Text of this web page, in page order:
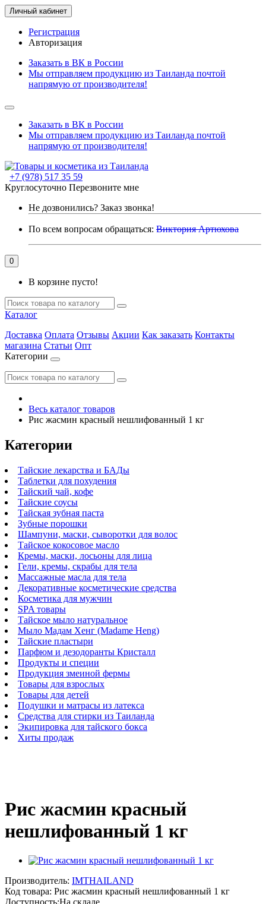
Личный кабинет
Регистрация
Авторизация
Заказать в ВК в России
Мы отправляем продукцию из Таиланда почтой
напрямую от производителя!
Заказать в ВК в России
Мы отправляем продукцию из Таиланда почтой
напрямую от производителя!
+7 (978) 517 35 59
Круглосуточно Перезвоните мне
Не дозвонились? Заказ звонка!
По всем вопросам обращаться: Виктория Артюхова
0
В корзине пусто!
Каталог
Доставка Оплата Отзывы Акции Как заказать Контакты
магазина Статьи Опт
Категории
Весь каталог товаров
Рис жасмин красный нешлифованный 1 кг
Категории
Тайские лекарства и БАДы
Таблетки для похудения
Тайский чай, кофе
Тайские соусы
Тайская зубная паста
Зубные порошки
Шампуни, маски, сыворотки для волос
Тайское кокосовое масло
Кремы, маски, лосьоны для лица
Гели, кремы, скрабы для тела
Массажные масла для тела
Декоративные косметические средства
Косметика для мужчин
SPA товары
Тайское мыло натуральное
Мыло Мадам Хенг (Madame Heng)
Тайские пластыри
Парфюм и дезодоранты Кристалл
Продукты и специи
Продукция змеиной фермы
Товары для взрослых
Товары для детей
Подушки и матрасы из латекса
Средства для стирки из Таиланда
Экипировка для тайского бокса
Хиты продаж
Рис жасмин красный
нешлифованный 1 кг
Производитель: IMTHAILAND
Код товара: Рис жасмин красный нешлифованный 1 кг
Доступность:На складе